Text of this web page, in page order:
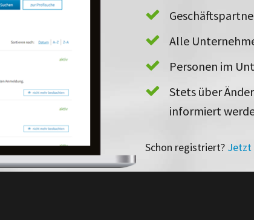
Alle
Personen im
Stets über
informiert
Schon registriert? Jetzt